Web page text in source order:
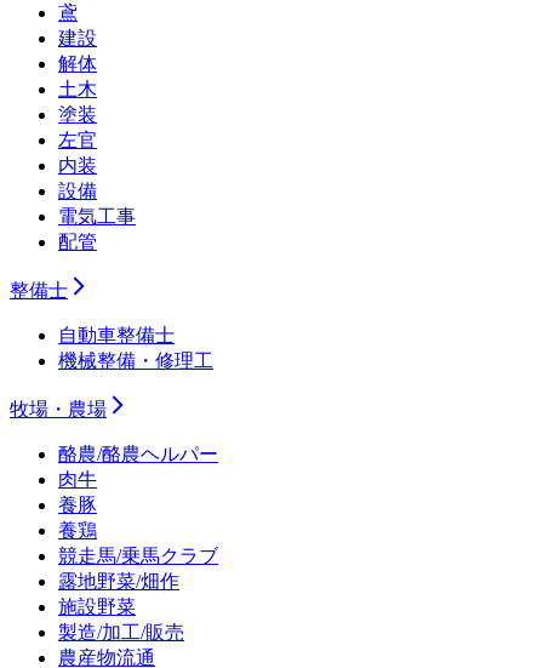
鳶
建設
解体
土木
塗装
左官
内装
設備
電気工事
配管
整備士
自動車整備士
機械整備・修理工
牧場・農場
酪農/酪農ヘルパー
肉牛
養豚
養鶏
競走馬/乗馬クラブ
露地野菜/畑作
施設野菜
製造/加工/販売
農産物流通